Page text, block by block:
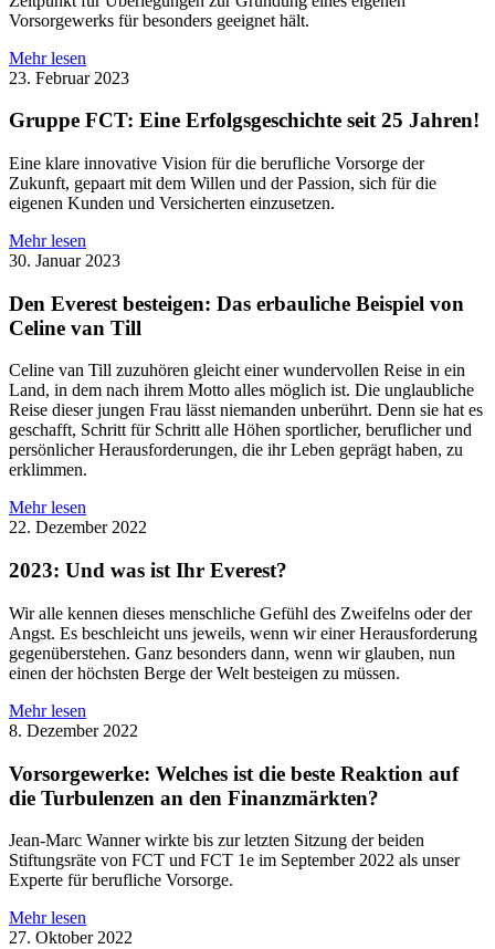
Vorsorgewerks für besonders geeignet hält.
Mehr lesen
23. Februar 2023
Gruppe FCT: Eine Erfolgsgeschichte seit 25 Jahren!
Eine klare innovative Vision für die berufliche Vorsorge der
Zukunft, gepaart mit dem Willen und der Passion, sich für die
eigenen Kunden und Versicherten einzusetzen.
Mehr lesen
30. Januar 2023
Den Everest besteigen: Das erbauliche Beispiel von
Celine van Till
Celine van Till zuzuhören gleicht einer wundervollen Reise in ein
Land, in dem nach ihrem Motto alles möglich ist. Die unglaubliche
Reise dieser jungen Frau lässt niemanden unberührt. Denn sie hat es
geschafft, Schritt für Schritt alle Höhen sportlicher, beruflicher und
persönlicher Herausforderungen, die ihr Leben geprägt haben, zu
erklimmen.
Mehr lesen
22. Dezember 2022
2023: Und was ist Ihr Everest?
Wir alle kennen dieses menschliche Gefühl des Zweifelns oder der
Angst. Es beschleicht uns jeweils, wenn wir einer Herausforderung
gegenüberstehen. Ganz besonders dann, wenn wir glauben, nun
einen der höchsten Berge der Welt besteigen zu müssen.
Mehr lesen
8. Dezember 2022
Vorsorgewerke: Welches ist die beste Reaktion auf
die Turbulenzen an den Finanzmärkten?
Jean-Marc Wanner wirkte bis zur letzten Sitzung der beiden
Stiftungsräte von FCT und FCT 1e im September 2022 als unser
Experte für berufliche Vorsorge.
Mehr lesen
27. Oktober 2022